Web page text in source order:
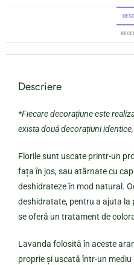
Descriere
*Fiecare decorațiune este
exista două decorațiuni
Florile sunt uscate printr-un
fața în jos, sau atârnate cu
deshidrateze în mod natural.
deshidratate, pentru a ajuta
se oferă un tratament de
Lavanda folosită în aceste
proprie și uscată într-un